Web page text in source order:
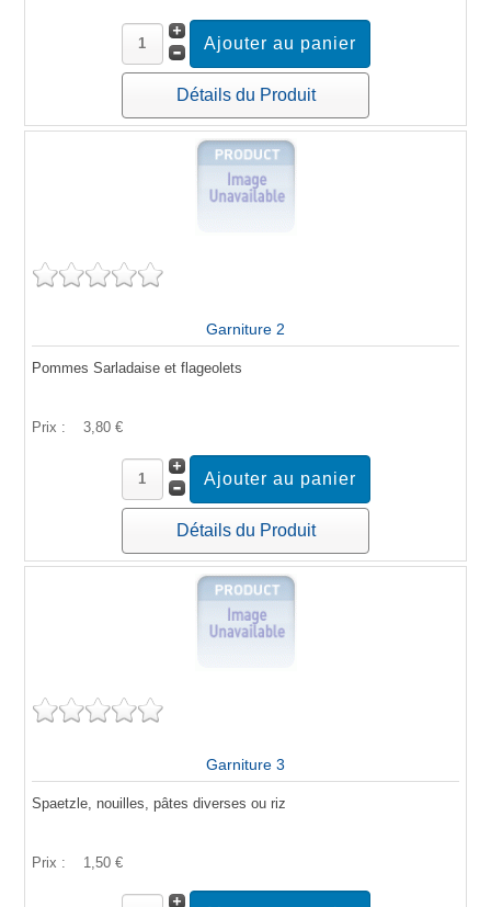
Détails du Produit
Garniture 2
Pommes Sarladaise et flageolets
Prix : 3,80 €
Détails du Produit
Garniture 3
Spaetzle, nouilles, pâtes diverses ou riz
Prix : 1,50 €